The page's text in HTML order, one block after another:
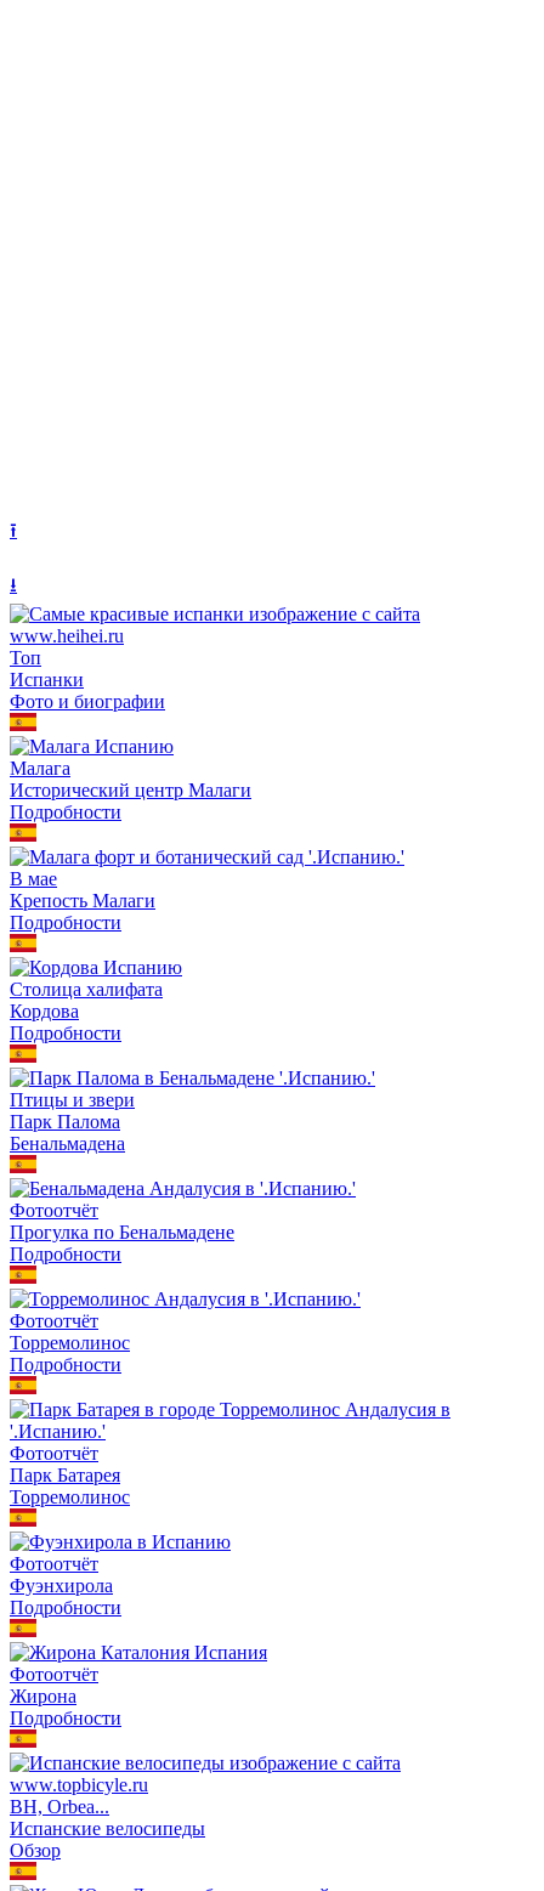
⭱
⭳
Топ
Испанки
Фото и биографии
Малага
Исторический центр Малаги
Подробности
В мае
Крепость Малаги
Подробности
Столица халифата
Кордова
Подробности
Птицы и звери
Парк Палома
Бенальмадена
Фотоотчёт
Прогулка по Бенальмадене
Подробности
Фотоотчёт
Торремолинос
Подробности
Фотоотчёт
Парк Батарея
Торремолинос
Фотоотчёт
Фуэнхирола
Подробности
Фотоотчёт
Жирона
Подробности
BH, Orbea...
Испанские велосипеды
Обзор